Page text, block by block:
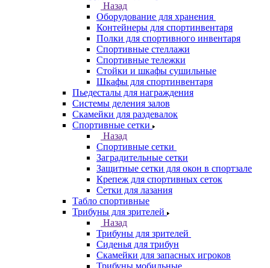
Назад
Оборудование для хранения
Контейнеры для спортинвентаря
Полки для спортивного инвентаря
Спортивные стеллажи
Спортивные тележки
Стойки и шкафы сушильные
Шкафы для спортинвентаря
Пьедесталы для награждения
Системы деления залов
Скамейки для раздевалок
Спортивные сетки
Назад
Спортивные сетки
Заградительные сетки
Защитные сетки для окон в спортзале
Крепеж для спортивных сеток
Сетки для лазания
Табло спортивные
Трибуны для зрителей
Назад
Трибуны для зрителей
Сиденья для трибун
Скамейки для запасных игроков
Трибуны мобильные